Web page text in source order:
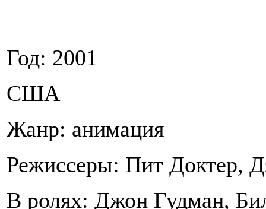
Год: 2001
США
Жанр: анимация
Режиссеры: Пит Доктер,
В ролях: Джон Гудман,